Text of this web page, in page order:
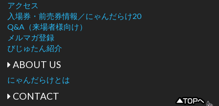
アクセス
入場券・前売券情報／にゃんだらけ20
Q&A（来場者様向け）
メルマガ登録
びじゅたん紹介
ABOUT US
にゃんだらけとは
CONTACT